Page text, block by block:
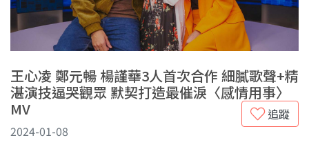
王心凌 鄭元暢 楊謹華3人首次合作 細膩歌聲+精
湛演技逼哭觀眾 默契打造最催淚〈感情用事〉
MV
追蹤
2024-01-08